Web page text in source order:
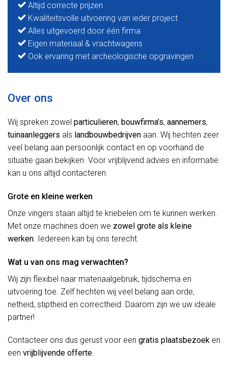
Altijd correcte prijzen
Kwaliteitsvolle uitvoering van ieder project
Alles uitgevoerd door één firma
Eigen materiaal & vrachtwagens
Ook ervaring met archeologische opgravingen
Over ons
Wij spreken zowel particulieren, bouwfirma’s, aannemers,
tuinaanleggers als landbouwbedrijven aan. Wij hechten zeer
veel belang aan persoonlijk contact en op voorhand de
situatie gaan bekijken. Voor vrijblijvend advies en informatie
kan u ons altijd contacteren.
Grote en kleine werken
Onze vingers staan altijd te kriebelen om te kunnen werken.
Met onze machines doen we zowel grote als kleine
werken. Iedereen kan bij ons terecht.
Wat u van ons mag verwachten?
Wij zijn flexibel naar materiaalgebruik, tijdschema en
uitvoering toe. Zelf hechten wij veel belang aan orde,
netheid, stiptheid en correctheid. Daarom zijn we uw ideale
partner!
Contacteer ons dus gerust voor een gratis plaatsbezoek en
een vrijblijvende offerte.